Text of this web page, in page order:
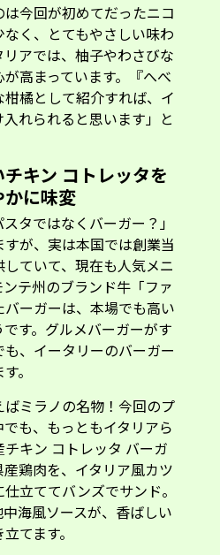
は今回が初めてだったニコ
く、とてもやさしい味わ
アでは、柚子やわさびな
高まっています。『へべ
橘として紹介すれば、イ
れられると思います」と
キン コトレッタを
かに味変
タではなくバーガー？」
が、実は本国では創業当
ていて、現在も人気メニ
テ州のブランド牛「ファ
ーガーは、本場でも高い
す。グルメバーガーがす
、イータリーのバーガー
。
ばミラノの名物！今回のプ
も、もっともイタリアら
キン コトレッタ バーガ
鶏肉を、イタリア風カツ
立ててバンズでサンド。
海風ソースが、香ばしい
てます。